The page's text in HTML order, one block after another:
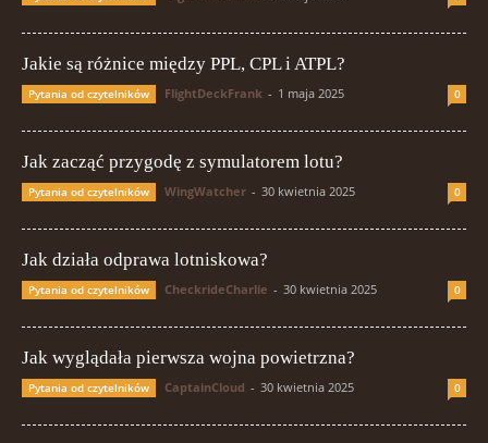
Jakie są różnice między PPL, CPL i ATPL?
Pytania od czytelników FlightDeckFrank - 1 maja 2025 0
Jak zacząć przygodę z symulatorem lotu?
Pytania od czytelników WingWatcher - 30 kwietnia 2025 0
Jak działa odprawa lotniskowa?
Pytania od czytelników CheckrideCharlie - 30 kwietnia 2025 0
Jak wyglądała pierwsza wojna powietrzna?
Pytania od czytelników CaptainCloud - 30 kwietnia 2025 0